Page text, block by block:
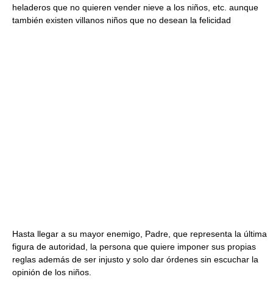
heladeros que no quieren vender nieve a los niños, etc. aunque
también existen villanos niños que no desean la felicidad
Hasta llegar a su mayor enemigo, Padre, que representa la última
figura de autoridad, la persona que quiere imponer sus propias
reglas además de ser injusto y solo dar órdenes sin escuchar la
opinión de los niños.